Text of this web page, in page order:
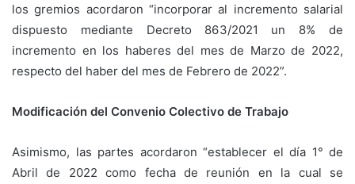
los gremios acordaron “incorporar al incremento salarial
dispuesto mediante Decreto 863/2021 un 8% de
incremento en los haberes del mes de Marzo de 2022,
respecto del haber del mes de Febrero de 2022”.
Modificación del Convenio Colectivo de Trabajo
Asimismo, las partes acordaron “establecer el día 1° de
Abril de 2022 como fecha de reunión en la cual se